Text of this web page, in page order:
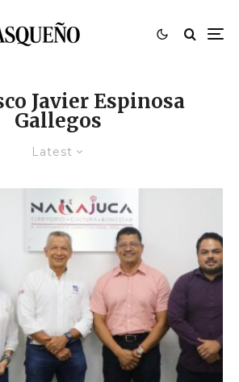
Javier Espinosa
Gallegos
Latest